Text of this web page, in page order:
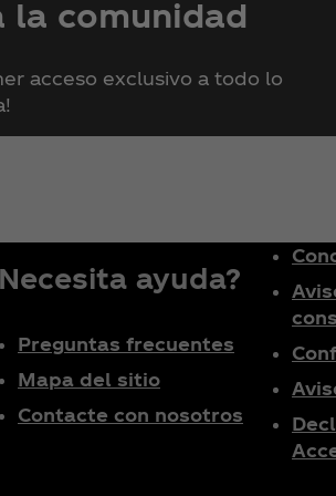
la comunidad
acceso exclusivo a todo lo
ayuda?
Preguntas frecuentes
Mapa del sitio
Contacte con nosotros